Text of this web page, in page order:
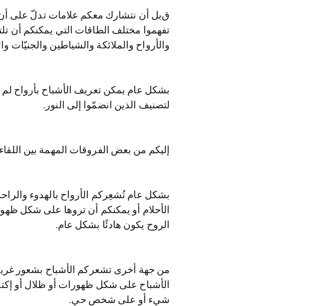
قبل أن نتشارك معكم علامات تدلّ على أن طاقة روح ما قريبة منكم من المهمّ أن
تفهموا مختلف الطاقات التي يمكنكم أن
والأرواح والملائكة والشياطين
بشكل عام يمكن تعريف الأشباح بأرواح لم
لتصنيف الذين انضمّوا إلى النور.
إليكم من بعض الفروقات المهمة بين
بشكل عام تُشعِركم الأرواح بالهدوء
الأحلام أو يمكنكم أن تروها على شكل
الروح يكون هادئًا بشكل عام.
من جهة أخرى تشعركم الأشباح بشعور
الأشباح على شكل ظهورات أو ظلال أو
شيء أو على شخص حي.